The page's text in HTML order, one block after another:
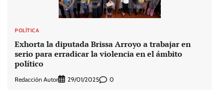
POLÍTICA
Exhorta la diputada Brissa Arroyo a trabajar en
serio para erradicar la violencia en el ámbito
político
Redacción Autor 29/01/2025 0